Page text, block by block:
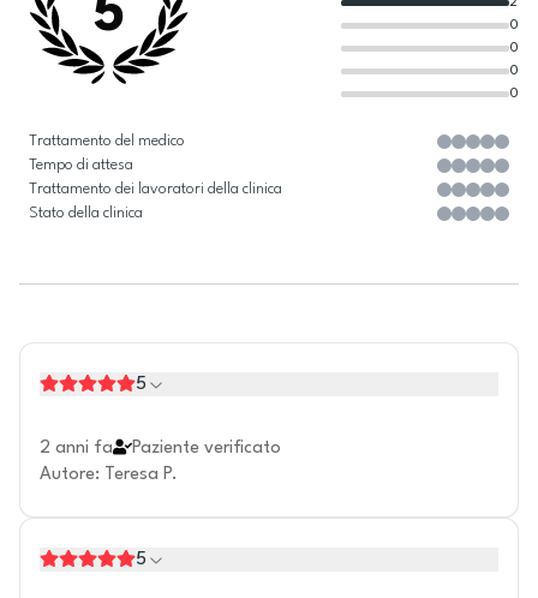
5
0
0
0
0
2
Trattamento del medico
Tempo di attesa
Trattamento dei lavoratori della clinica
Stato della clinica
5
2 anni fa
Paziente verificato
Autore: Teresa P.
5